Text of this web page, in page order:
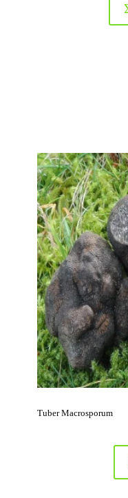
Tuber Μacrosporum